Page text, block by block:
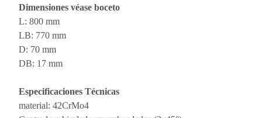
Dimensiones véase boceto
L: 800 mm
LB: 770 mm
D: 70 mm
DB: 17 mm
Especificaciones Técnicas
material: 42CrMo4